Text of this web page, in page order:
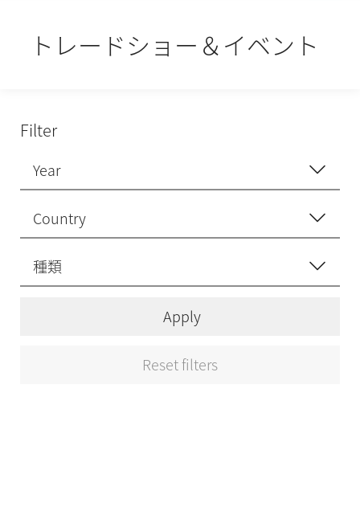
トレードショー＆イベント
Filter
Apply
Reset filters